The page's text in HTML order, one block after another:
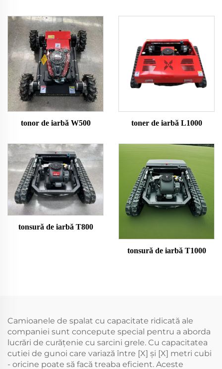
tonor de iarbă W500 toner de iarbă L1000
tonsură de iarbă T800
tonsură de iarbă T1000
Camioanele de spalat cu capacitate ridicată ale
companiei sunt concepute special pentru a aborda
lucrări de curățenie cu sarcini grele. Cu capacitatea
cutiei de gunoi care variază între [X] și [X] metri cubi
- oricine poate să facă treaba eficient. Aceste